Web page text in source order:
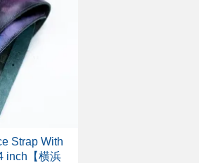
Strap With
inch【横浜